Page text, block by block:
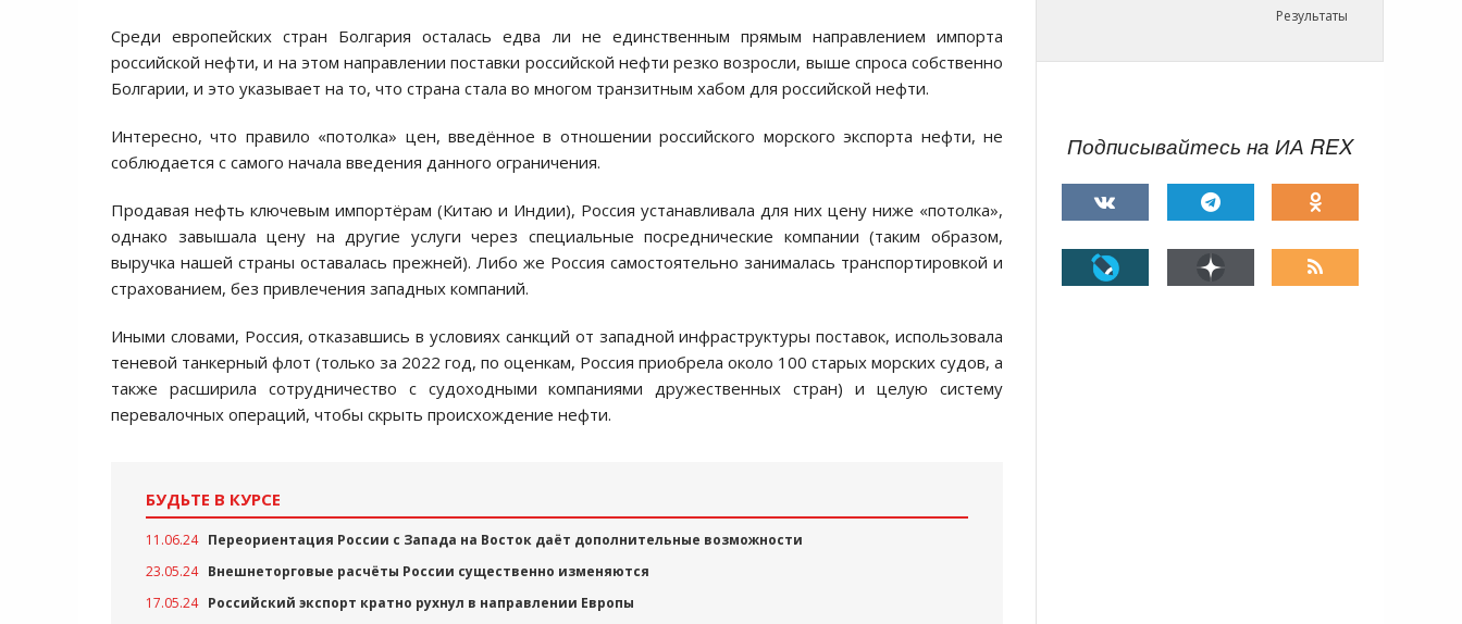
Среди европейских стран Болгария осталась едва ли не единственным прямым направлением импорта
российской нефти, и на этом направлении поставки российской нефти резко возросли, выше спроса собственно
Болгарии, и это указывает на то, что страна стала во многом транзитным хабом для российской нефти.
Интересно, что правило «потолка» цен, введённое в отношении российского морского экспорта нефти, не
соблюдается с самого начала введения данного ограничения.
Продавая нефть ключевым импортёрам (Китаю и Индии), Россия устанавливала для них цену ниже «потолка»,
однако завышала цену на другие услуги через специальные посреднические компании (таким образом,
выручка нашей страны оставалась прежней). Либо же Россия самостоятельно занималась транспортировкой и
страхованием, без привлечения западных компаний.
Иными словами, Россия, отказавшись в условиях санкций от западной инфраструктуры поставок, использовала
теневой танкерный флот (только за 2022 год, по оценкам, Россия приобрела около 100 старых морских судов, а
также расширила сотрудничество с судоходными компаниями дружественных стран) и целую систему
перевалочных операций, чтобы скрыть происхождение нефти.
БУДЬТЕ В КУРСЕ
11.06.24 Переориентация России с Запада на Восток даёт дополнительные возможности
23.05.24 Внешнеторговые расчёты России существенно изменяются
17.05.24 Российский экспорт кратно рухнул в направлении Европы
Результаты
Подписывайтесь на ИА REX